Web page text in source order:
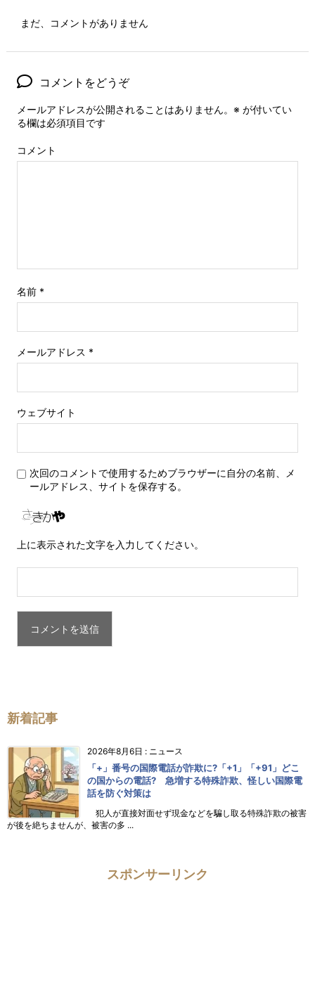
まだ、コメントがありません
コメントをどうぞ
メールアドレスが公開されることはありません。 ※ が付いてい
る欄は必須項目です
コメント
名前 *
メールアドレス *
ウェブサイト
次回のコメントで使用するためブラウザーに自分の名前、メ
ールアドレス、サイトを保存する。
上に表示された文字を入力してください。
新着記事
2026年8月6日 : ニュース
「+」番号の国際電話が詐欺に?「+1」「+91」どこ
の国からの電話? 急増する特殊詐欺、怪しい国際電
話を防ぐ対策は
犯人が直接対面せず現金などを騙し取る特殊詐欺の被害
が後を絶ちませんが、被害の多 ...
スポンサーリンク